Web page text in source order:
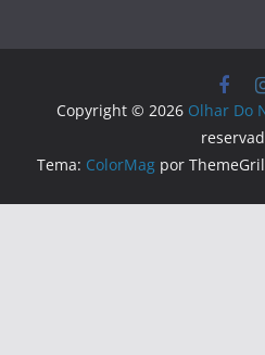
Copyright © 2026 Olhar Do
Tema: ColorMag por